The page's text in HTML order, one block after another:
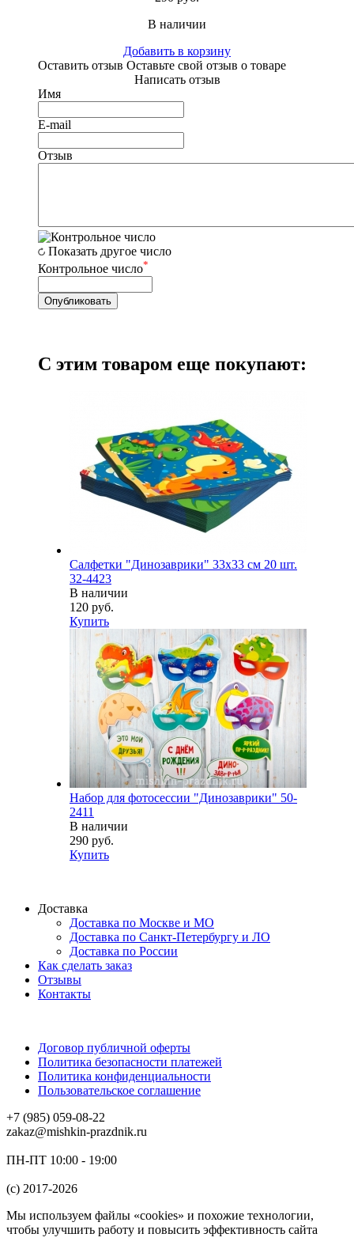
В наличии
Добавить в корзину
Оставить отзыв Оставьте свой отзыв о товаре
Написать отзыв
Имя
E-mail
Отзыв
Показать другое число
Контрольное число*
С этим товаром еще покупают:
Салфетки "Динозаврики" 33х33 см 20 шт.
32-4423
В наличии
120 руб.
Купить
Набор для фотосессии "Динозаврики" 50-
2411
В наличии
290 руб.
Купить
Доставка
Доставка по Москве и МО
Доставка по Санкт-Петербургу и ЛО
Доставка по России
Как сделать заказ
Отзывы
Контакты
Договор публичной оферты
Политика безопасности платежей
Политика конфиденциальности
Пользовательское соглашение
+7 (985) 059-08-22
zakaz@mishkin-prazdnik.ru
ПН-ПТ 10:00 - 19:00
(c) 2017-2026
Мы используем файлы «cookies» и похожие технологии,
чтобы улучшить работу и повысить эффективность сайта